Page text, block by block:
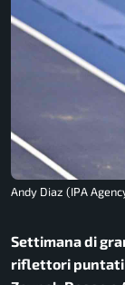
Andy Diaz (IPA
Settimana di
riflettori puntati